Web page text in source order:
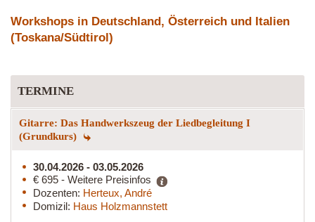
Workshops in Deutschland, Österreich und Italien
(Toskana/Südtirol)
TERMINE
Gitarre: Das Handwerkszeug der Liedbegleitung I
(Grundkurs)
30.04.2026 - 03.05.2026
€ 695 - Weitere Preisinfos
Dozenten: Herteux, André
Domizil: Haus Holzmannstett